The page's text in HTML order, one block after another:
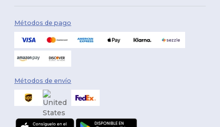
Métodos de pago
Métodos de envío